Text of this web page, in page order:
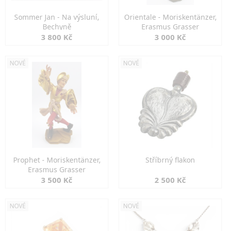
Sommer Jan - Na výsluní,
Bechyně
3 800 Kč
Orientale - Moriskentänzer,
Erasmus Grasser
3 000 Kč
NOVÉ
Prophet - Moriskentänzer,
Erasmus Grasser
3 500 Kč
NOVÉ
Stříbrný flakon
2 500 Kč
NOVÉ NOVÉ